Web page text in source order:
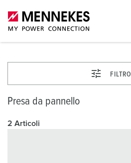
FILTRO
Presa da pannello
2 Articoli